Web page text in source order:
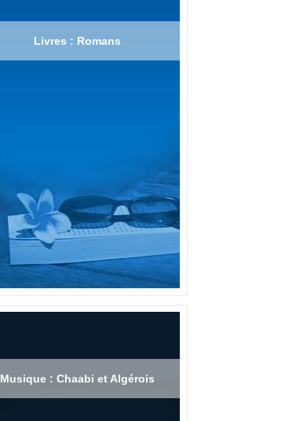
Livres : Romans
Musique : Chaabi et Algérois